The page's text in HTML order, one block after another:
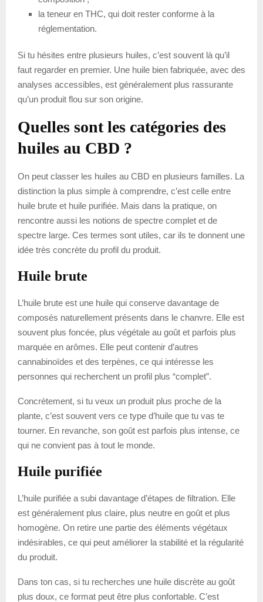
la teneur en THC, qui doit rester conforme à la
réglementation.
Si tu hésites entre plusieurs huiles, c’est souvent là qu’il
faut regarder en premier. Une huile bien fabriquée, avec des
analyses accessibles, est généralement plus rassurante
qu’un produit flou sur son origine.
Quelles sont les catégories des
huiles au CBD ?
On peut classer les huiles au CBD en plusieurs familles. La
distinction la plus simple à comprendre, c’est celle entre
huile brute et huile purifiée. Mais dans la pratique, on
rencontre aussi les notions de spectre complet et de
spectre large. Ces termes sont utiles, car ils te donnent une
idée très concrète du profil du produit.
Huile brute
L’huile brute est une huile qui conserve davantage de
composés naturellement présents dans le chanvre. Elle est
souvent plus foncée, plus végétale au goût et parfois plus
marquée en arômes. Elle peut contenir d’autres
cannabinoïdes et des terpènes, ce qui intéresse les
personnes qui recherchent un profil plus “complet”.
Concrètement, si tu veux un produit plus proche de la
plante, c’est souvent vers ce type d’huile que tu vas te
tourner. En revanche, son goût est parfois plus intense, ce
qui ne convient pas à tout le monde.
Huile purifiée
L’huile purifiée a subi davantage d’étapes de filtration. Elle
est généralement plus claire, plus neutre en goût et plus
homogène. On retire une partie des éléments végétaux
indésirables, ce qui peut améliorer la stabilité et la régularité
du produit.
Dans ton cas, si tu recherches une huile discrète au goût
plus doux, ce format peut être plus confortable. C’est